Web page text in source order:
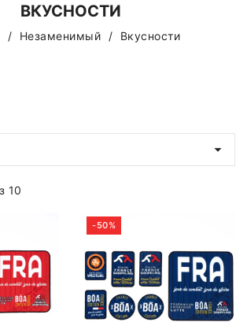
ВКУСНОСТИ
Незаменимый Вкусности

10
-50%